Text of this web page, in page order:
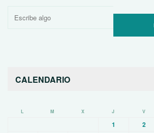
Buscar
CALENDARIO
L M X J V
1 2